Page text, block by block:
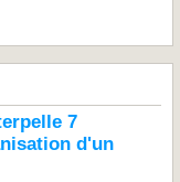
7
d'un